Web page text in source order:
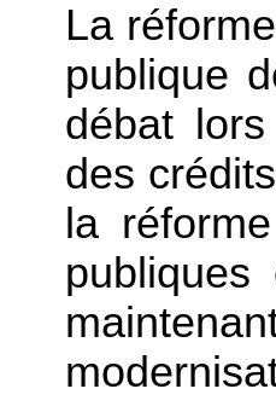
La
publique
débat
des
la